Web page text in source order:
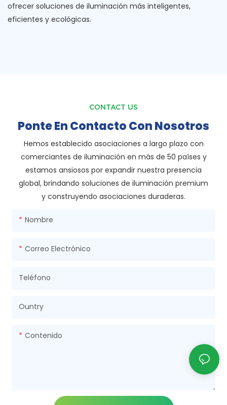
ofrecer soluciones de iluminación más inteligentes,
eficientes y ecológicas.
CONTACT US
Ponte En Contacto Con Nosotros
Hemos establecido asociaciones a largo plazo con
comerciantes de iluminación en más de 50 países y
estamos ansiosos por expandir nuestra presencia
global, brindando soluciones de iluminación premium
y construyendo asociaciones duraderas.
Nombre
Correo Electrónico
Teléfono
Ountry
Contenido